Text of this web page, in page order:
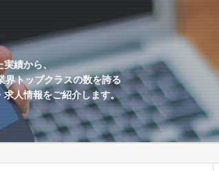
実績から、
界トップクラスの数を誇る
人情報をご紹介します。
ター
コンテンツ企画
ンナー
り
す